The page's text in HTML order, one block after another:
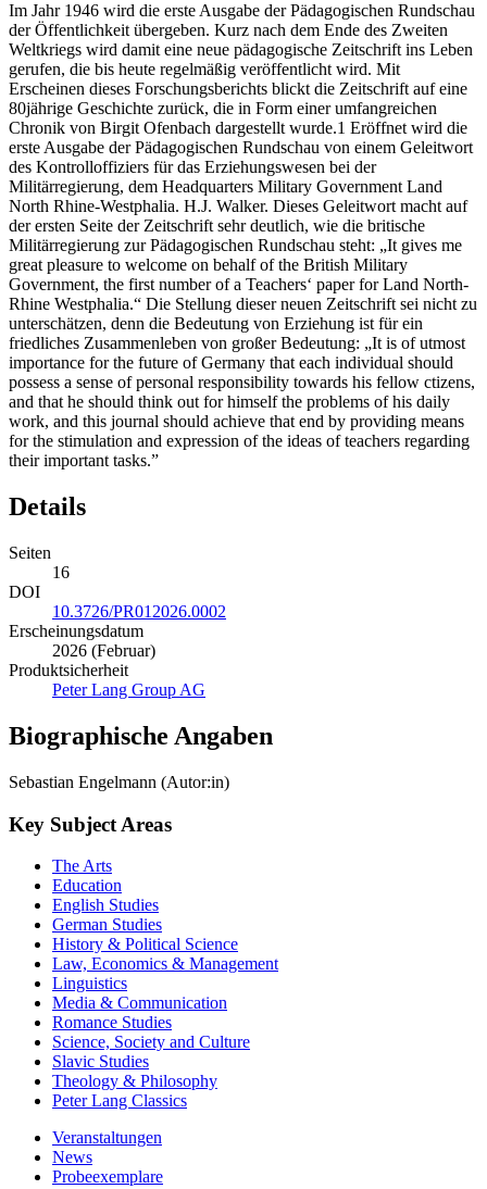
Weltkriegs wird damit eine neue pädagogische Zeitschrift ins Leben
gerufen, die bis heute regelmäßig veröffentlicht wird. Mit
Erscheinen dieses Forschungsberichts blickt die Zeitschrift auf eine
80jährige Geschichte zurück, die in Form einer umfangreichen
Chronik von Birgit Ofenbach dargestellt wurde.1 Eröffnet wird die
erste Ausgabe der Pädagogischen Rundschau von einem Geleitwort
des Kontrolloffiziers für das Erziehungswesen bei der
Militärregierung, dem Headquarters Military Government Land
North Rhine-Westphalia. H.J. Walker. Dieses Geleitwort macht auf
der ersten Seite der Zeitschrift sehr deutlich, wie die britische
Militärregierung zur Pädagogischen Rundschau steht: „It gives me
great pleasure to welcome on behalf of the British Military
Government, the first number of a Teachers‘ paper for Land North-
Rhine Westphalia.“ Die Stellung dieser neuen Zeitschrift sei nicht zu
unterschätzen, denn die Bedeutung von Erziehung ist für ein
friedliches Zusammenleben von großer Bedeutung: „It is of utmost
importance for the future of Germany that each individual should
possess a sense of personal responsibility towards his fellow ctizens,
and that he should think out for himself the problems of his daily
work, and this journal should achieve that end by providing means
for the stimulation and expression of the ideas of teachers regarding
their important tasks.”
Details
Seiten
DOI
10.3726/PR012026.0002
Erscheinungsdatum
2026 (Februar)
Produktsicherheit
Peter Lang Group AG
Biographische Angaben
Sebastian Engelmann (Autor:in)
Key Subject Areas
The Arts
English Studies
German Studies
History & Political Science
Law, Economics & Management
Linguistics
Media & Communication
Romance Studies
Science, Society and Culture
Slavic Studies
Theology & Philosophy
Peter Lang Classics
Veranstaltungen
Probeexemplare
Newsletter
Stellenangebote